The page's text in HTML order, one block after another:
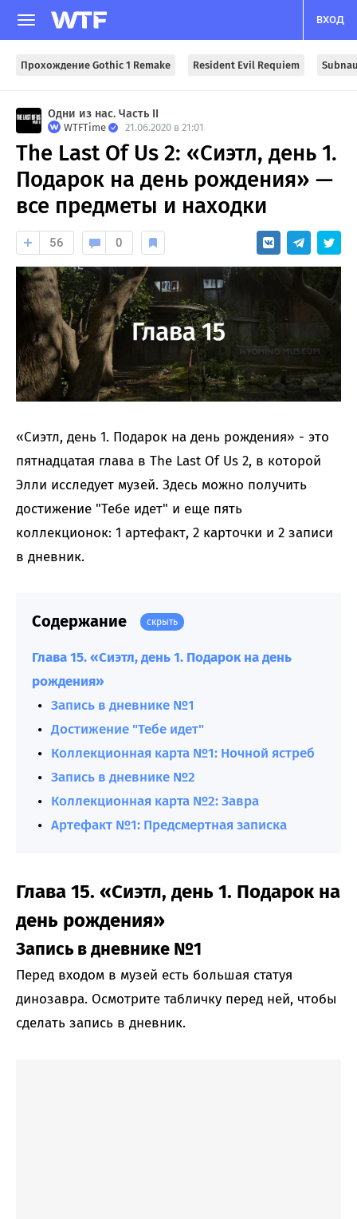
ВХОД
Прохождение Gothic 1 Remake Resident Evil Requiem
Одни из нас. Часть II
WTFTime 21.06.2020 в 21:01
The Last Of Us 2: «Сиэтл, день 1.
Подарок на день рождения» —
все предметы и находки
56 0
«Сиэтл, день 1. Подарок на день рождения» - это
пятнадцатая глава в The Last Of Us 2, в которой
Элли исследует музей. Здесь можно получить
достижение "Тебе идет" и еще пять
коллекционок: 1 артефакт, 2 карточки и 2 записи
в дневник.
Содержание скрыть
Глава 15. «Сиэтл, день 1. Подарок на день
рождения»
Запись в дневнике №1
Достижение "Тебе идет"
Коллекционная карта №1: Ночной ястреб
Запись в дневнике №2
Коллекционная карта №2: Завра
Артефакт №1: Предсмертная записка
Глава 15. «Сиэтл, день 1. Подарок на
день рождения»
Запись в дневнике №1
Перед входом в музей есть большая статуя
динозавра. Осмотрите табличку перед ней, чтобы
сделать запись в дневник.